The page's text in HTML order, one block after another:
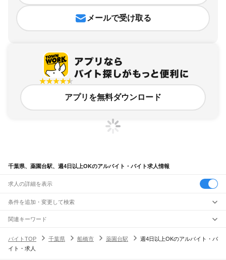
メールで受け取る
アプリを無料ダウンロード
千葉県、薬園台駅、週4日以上OKのアルバイト・バイト求人情報
求人の詳細を表示
条件を追加・変更して検索
市区町村を追加・変更
千葉県すべて
千葉市
駅を追加・変更
職種を追加・変更
関連キーワード
バイトTOP
千葉県 船橋市 薬園台駅
週4日以上OKのアルバイト・バ
イト・求人